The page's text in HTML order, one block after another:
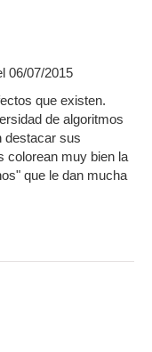
06/07/2015
que existen.
de algoritmos
destacar sus
colorean muy bien la
que le dan mucha